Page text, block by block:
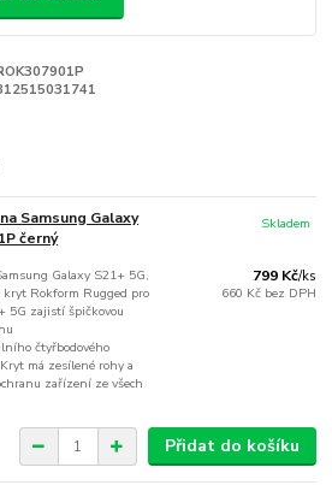
Samsung Galaxy
černý
Galaxy S21+ 5G,
Rokform Rugged pro
5G zajistí špičkovou
čtyřbodového
má zesílené rohy a
zařízení ze všech
799 Kč/ks
660 Kč bez DPH
Skladem
Přidat do košíku